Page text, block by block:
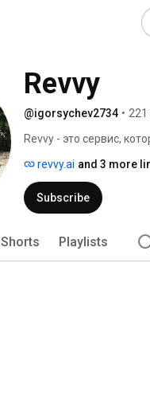
Revvy
@igorsychev2734 • 221
Revvy - это сервис,
писать
revvy.ai and 3 more
Subscribe
Shorts Playlists